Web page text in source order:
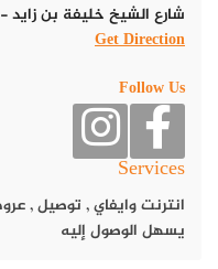
كما يقدم مطعم مستر
عروض مطعم مستر
تبدأ عروض أسعار مطعم مستر
دجاج بالفرن مع بطاطا وأرز بنكهة
صحن كفتة وصحن تبولة بـ 45 درهم
شارع الشيخ خليفة بن
Get Direction
Follow Us
Services
انترنت وايفاي, توصيل,
يسهل الوصول إليه